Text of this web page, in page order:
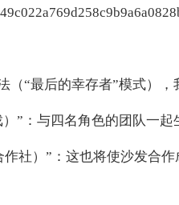
（“最后的幸存者”模式）
”：与四名角色的团队一
作社）”：这也将使沙发合